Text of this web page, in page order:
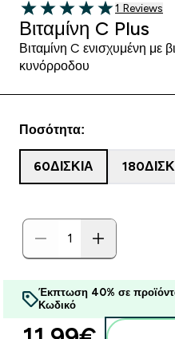
5 out of 5 stars
1 customer
1 Reviews
Βιταμίνη C Plus
Βιταμίνη C ενισχυμένη με
κυνόρροδου
Ποσότητα:
60ΔΙΣΚΊΑ
Έκπτωση 40% σε
Κωδικό